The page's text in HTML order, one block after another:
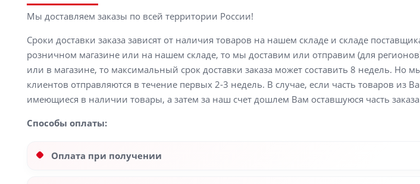
Мы доставляем заказы по всей территории России!
Сроки доставки заказа зависят от наличия товаров на нашем складе и складе
розничном магазине или на нашем складе, то мы доставим или отправим (для
или в магазине, то максимальный срок доставки заказа может составить 8 недель. Но
клиентов отправляются в течение первых 2-3 недель. В случае, если часть товаров из
имеющиеся в наличии товары, а затем за наш счет дошлем Вам оставшуюся часть
Способы оплаты:
Оплата при получении